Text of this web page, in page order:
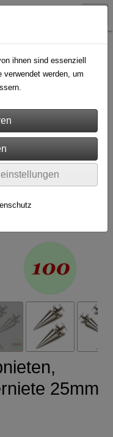
25mm
ihnen sind essenziell
verwendet werden, um